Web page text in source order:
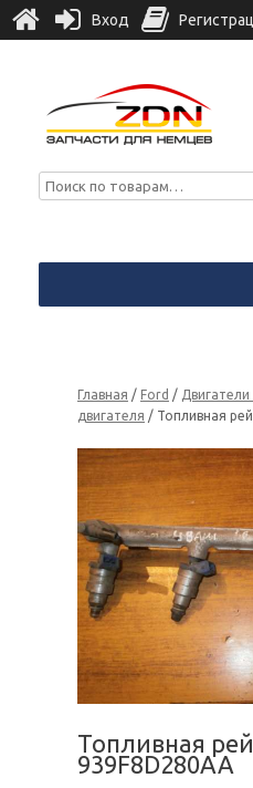
Главная / Ford /
двигателя / Топливная
Топливная
939F8D280AA
Вход